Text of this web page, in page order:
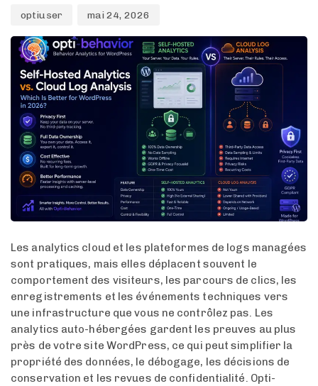
optiuser mai 24, 2026
Les analytics cloud et les plateformes de logs managées
sont pratiques, mais elles déplacent souvent le
comportement des visiteurs, les parcours de clics, les
enregistrements et les événements techniques vers
une infrastructure que vous ne contrôlez pas. Les
analytics auto-hébergées gardent les preuves au plus
près de votre site WordPress, ce qui peut simplifier la
propriété des données, le débogage, les décisions de
conservation et les revues de confidentialité. Opti-